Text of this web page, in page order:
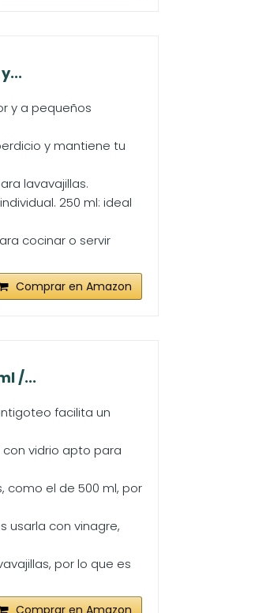
y a pequeños
y mantiene tu
lavavajillas.
250 ml: ideal
cocinar o servir
Comprar en Amazon
/...
facilita un
vidrio apto para
como el de 500 ml, por
usarla con vinagre,
por lo que es
Comprar en Amazon